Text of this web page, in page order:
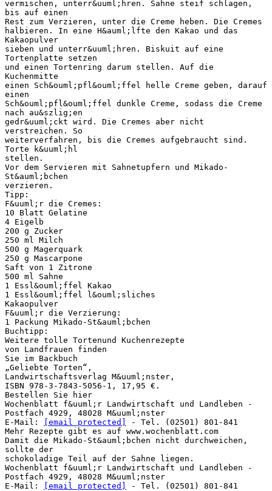
vermischen, unterr&uuml;hren. Sahne steif schlagen,
bis auf einen
Rest zum Verzieren, unter die Creme heben. Die Cremes
halbieren. In eine H&auml;lfte den Kakao und das
Kakaopulver
sieben und unterr&uuml;hren. Biskuit auf eine
Tortenplatte setzen
und einen Tortenring darum stellen. Auf die
Kuchenmitte
einen Sch&ouml;pfl&ouml;ffel helle Creme geben, darauf
einen
Sch&ouml;pfl&ouml;ffel dunkle Creme, sodass die Creme
nach au&szlig;en
gedr&uuml;ckt wird. Die Cremes aber nicht
verstreichen. So
weiterverfahren, bis die Cremes aufgebraucht sind.
Torte k&uuml;hl
stellen.
Vor dem Servieren mit Sahnetupfern und Mikado-
St&auml;bchen
verzieren.
Tipp:
F&uuml;r die Cremes:
10 Blatt Gelatine
4 Eigelb
200 g Zucker
250 ml Milch
500 g Magerquark
250 g Mascarpone
Saft von 1 Zitrone
500 ml Sahne
1 Essl&ouml;ffel Kakao
1 Essl&ouml;ffel l&ouml;sliches
Kakaopulver
F&uuml;r die Verzierung:
1 Packung Mikado-St&auml;bchen
Buchtipp:
Weitere tolle Tortenund Kuchenrezepte
von Landfrauen finden
Sie im Backbuch
„Geliebte Torten“,
Landwirtschaftsverlag M&uuml;nster,
ISBN 978-3-7843-5056-1, 17,95 €.
Bestellen Sie hier
Wochenblatt f&uuml;r Landwirtschaft und Landleben -
Postfach 4929, 48028 M&uuml;nster
E-Mail:
[email protected]
- Tel. (02501) 801-841
Mehr Rezepte gibt es auf www.wochenblatt.com
Damit die Mikado-St&auml;bchen nicht durchweichen,
sollte der
schokoladige Teil auf der Sahne liegen.
Wochenblatt f&uuml;r Landwirtschaft und Landleben -
Postfach 4929, 48028 M&uuml;nster
E-Mail:
[email protected]